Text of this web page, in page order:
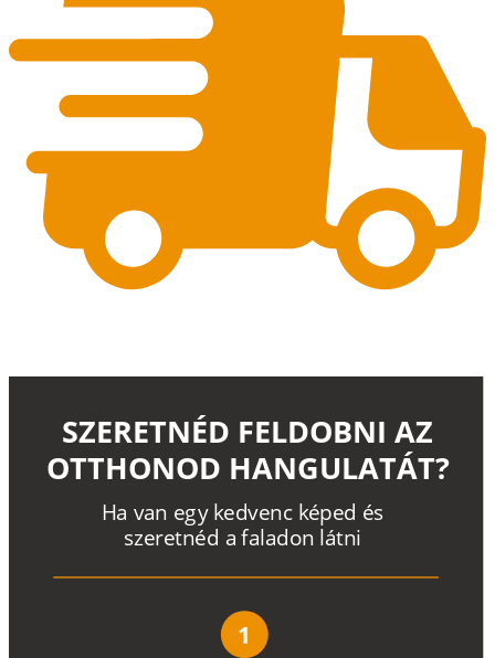
Ha van egy kedvenc képed és
szeretnéd a faladon látni
SZERETNÉD FELDOBNI AZ
OTTHONOD HANGULATÁT?
1